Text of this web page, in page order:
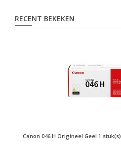
RECENT BEKEKEN
Canon 046 H Origineel Geel 1 stuk(s)